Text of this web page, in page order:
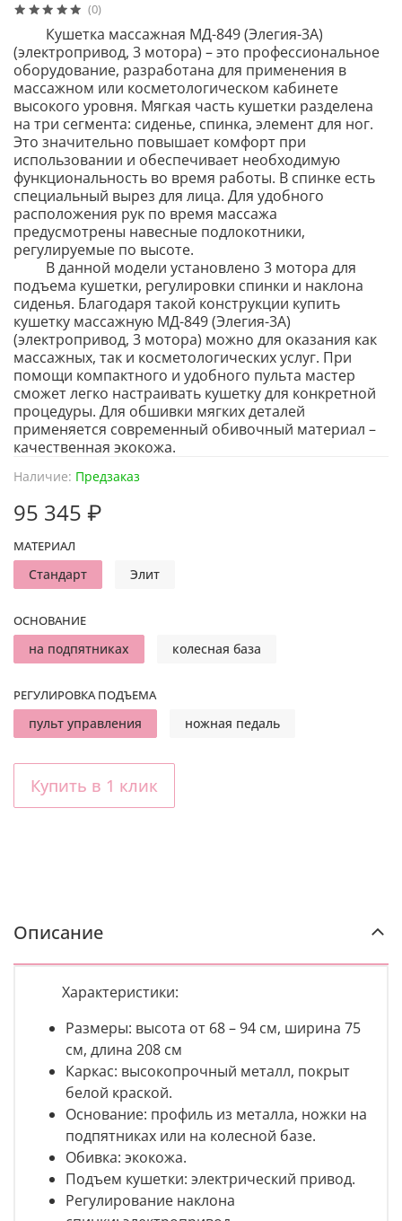
(0)
Наличие: Предзаказ
95 345 ₽
Купить в 1 клик
МАТЕРИАЛ
Стандарт Элит
ОСНОВАНИЕ
на подпятниках колесная база
РЕГУЛИРОВКА ПОДЪЕМА
пульт управления ножная педаль
Кушетка массажная МД-849 (Элегия-3А)
(электропривод, 3 мотора) – это профессиональное
оборудование, разработана для применения в
массажном или косметологическом кабинете
высокого уровня. Мягкая часть кушетки разделена
на три сегмента: сиденье, спинка, элемент для ног.
Это значительно повышает комфорт при
использовании и обеспечивает необходимую
функциональность во время работы. В спинке есть
специальный вырез для лица. Для удобного
расположения рук по время массажа
предусмотрены навесные подлокотники,
регулируемые по высоте.
В данной модели установлено 3 мотора для
подъема кушетки, регулировки спинки и наклона
сиденья. Благодаря такой конструкции купить
кушетку массажную МД-849 (Элегия-3А)
(электропривод, 3 мотора) можно для оказания как
массажных, так и косметологических услуг. При
помощи компактного и удобного пульта мастер
сможет легко настраивать кушетку для конкретной
процедуры. Для обшивки мягких деталей
применяется современный обивочный материал –
качественная экокожа.
Описание
Характеристики:
Размеры: высота от 68 – 94 см, ширина 75
см, длина 208 см
Каркас: высокопрочный металл, покрыт
белой краской.
Основание: профиль из металла, ножки на
подпятниках или на колесной базе.
Обивка: экокожа.
Подъем кушетки: электрический привод.
Регулирование наклона